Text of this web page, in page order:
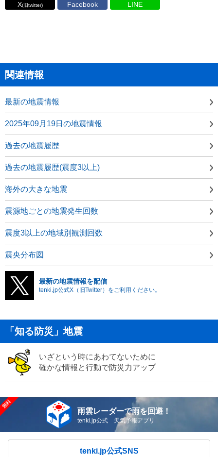
X(旧twitter) Facebook LINE
関連情報
最新の地震情報
2025年09月19日の地震情報
過去の地震履歴
過去の地震履歴(震度3以上)
海外の大きな地震
震源地ごとの地震発生回数
震度3以上の地域別観測回数
震央分布図
最新の地震情報を配信
tenki.jp公式X（旧Twitter）をご利用ください。
「知る防災」地震
いざという時にあわてないために
確かな情報と行動で防災力アップ
雨雲レーダーで雨を回避！
tenki.jp公式 天気予報アプリ
tenki.jp公式SNS